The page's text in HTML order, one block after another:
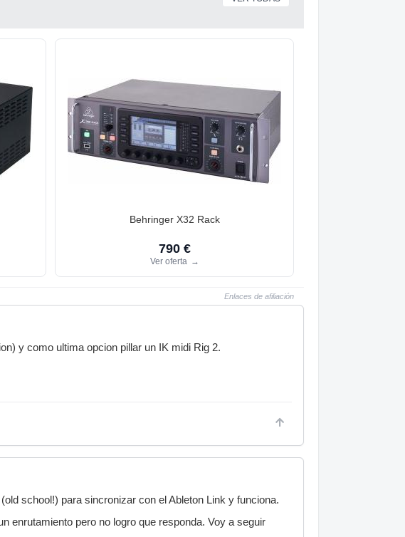
Behringer X32 Rack
790 €
Ver oferta →
Enlaces de afiliación
y como ultima opcion pillar un IK midi Rig 2.
school!) para sincronizar con el Ableton Link y funciona.
enrutamiento pero no logro que responda. Voy a seguir